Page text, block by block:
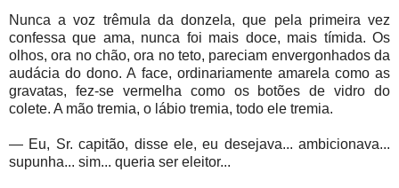
Nunca a voz trêmula da donzela, que pela primeira vez
confessa que ama, nunca foi mais doce, mais tímida. Os
olhos, ora no chão, ora no teto, pareciam envergonhados da
audácia do dono. A face, ordinariamente amarela como as
gravatas, fez-se vermelha como os botões de vidro do
colete. A mão tremia, o lábio tremia, todo ele tremia.
— Eu, Sr. capitão, disse ele, eu desejava... ambicionava...
supunha... sim... queria ser eleitor...